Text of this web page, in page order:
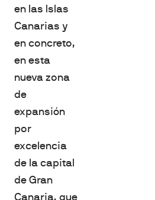
en las Islas
Canarias y
en concreto,
en esta
nueva zona
de
expansión
por
excelencia
de la capital
de Gran
Canaria, que